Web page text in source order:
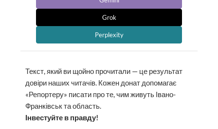
Grok
Perplexity
Текст, який ви щойно прочитали — це результат
довіри наших читачів. Кожен донат допомагає
«Репортеру» писати про те, чим живуть Івано-
Франківськ та область.
Інвестуйте в правду!